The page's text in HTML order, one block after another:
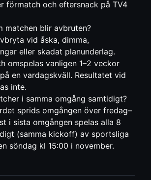
förmatch och eftersnack på TV4
matchen blir avbruten?
vid åska, dimma,
eller skadat planunderlag.
omspelas vanligen 1–2 veckor
en vardagskväll. Resultatet vid
inte.
i samma omgång samtidigt?
sprids omgången över fredag–
i sista omgången spelas alla 8
(samma kickoff) av sportsliga
söndag kl 15:00 i november.